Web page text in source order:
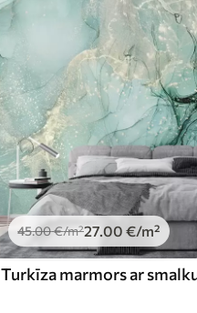
45.00€/m²27.00 €/m²